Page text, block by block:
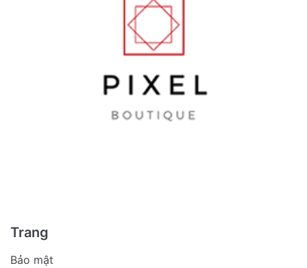
Trang
Bảo mật